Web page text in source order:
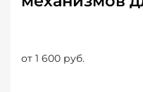
от 1 600 руб.